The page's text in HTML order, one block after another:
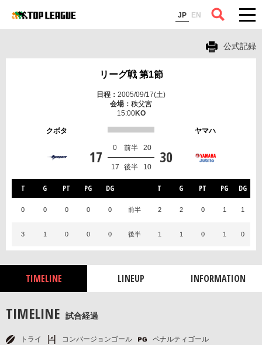
JP EN
コラム
公式記録
リーグ戦 第1節
2005/09/17(土)
秩父宮
15:00
クボタ ヤマハ
17 30
前半
0 20
後半
17 10
T G PT PG DG T G PT PG DG
0 0 0 0 0 前半 2 2 0 1 1
3 1 0 0 0 後半 1 1 0 1 0
TIMELINE LINEUP INFORMATION
TIMELINE 試合経過
トライ コンバージョンゴール
ペナルティゴール